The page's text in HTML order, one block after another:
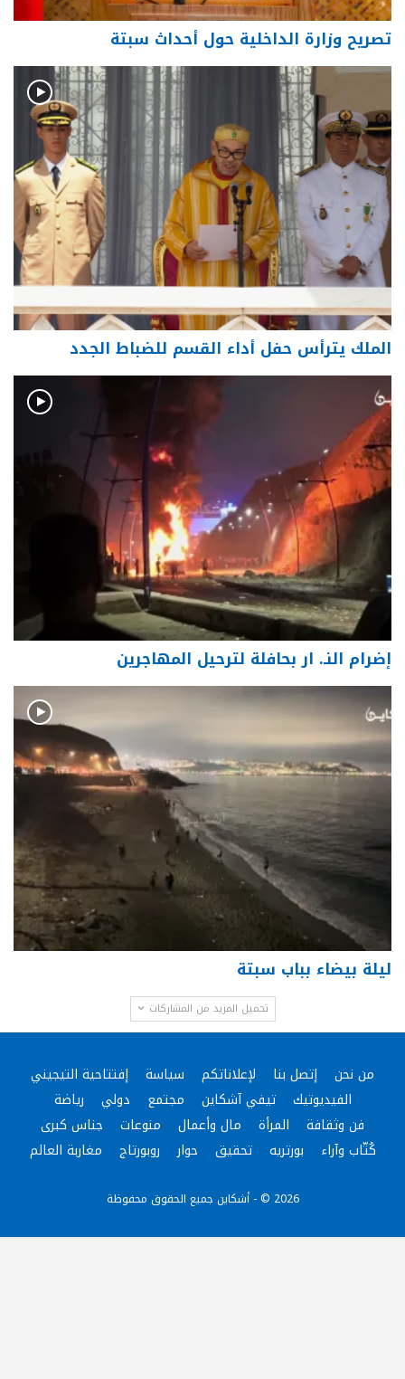
تصريح وزارة الداخلية حول أحداث سبتة
الملك يترأس حفل أداء القسم للضباط الجدد
إضرام النـ. ار بحافلة لترحيل المهاجرين
ليلة بيضاء بباب سبتة
تحميل المزيد من المشاركات
من نحن إتصل بنا لإعلاناتكم سياسة
إفتتاحية التيجيني
الفيديوتيك
تيفي آشكاين مجتمع دولي
رياضة
فن وثقافة
المرأة مال وأعمال منوعات
جناس كبرى
كُتّاب وآراء
بورتريه تحقيق حوار روبورتاج مغاربة العالم
2026 © - أشكاين جميع الحقوق محفوظة